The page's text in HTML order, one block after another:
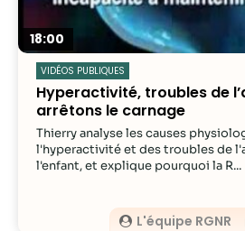
18:00
VIDÉOS PUBLIQUES
Hyperactivité, troubles de
arrêtons le carnage
L'équipe RGNR
Thierry analyse les causes
l'hyperactivité et des troubles de
l'enfant, et explique pourquoi la R...